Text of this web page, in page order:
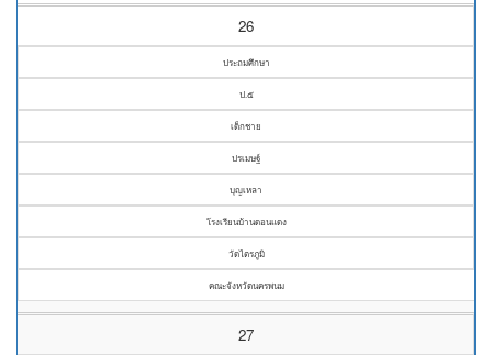
26
ประถมศึกษา
ป.๕
เด็กชาย
ปรเมษฐ์
บุญเหลา
โรงเรียนบ้านดอนแดง
วัดไตรภูมิ
คณะจังหวัดนครพนม
27